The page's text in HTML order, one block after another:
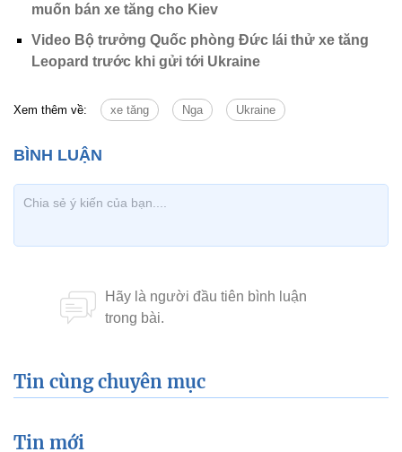
muốn bán xe tăng cho Kiev
Video Bộ trưởng Quốc phòng Đức lái thử xe tăng
Leopard trước khi gửi tới Ukraine
Xem thêm về: xe tăng Nga Ukraine
Tin cùng chuyên mục
Tin mới